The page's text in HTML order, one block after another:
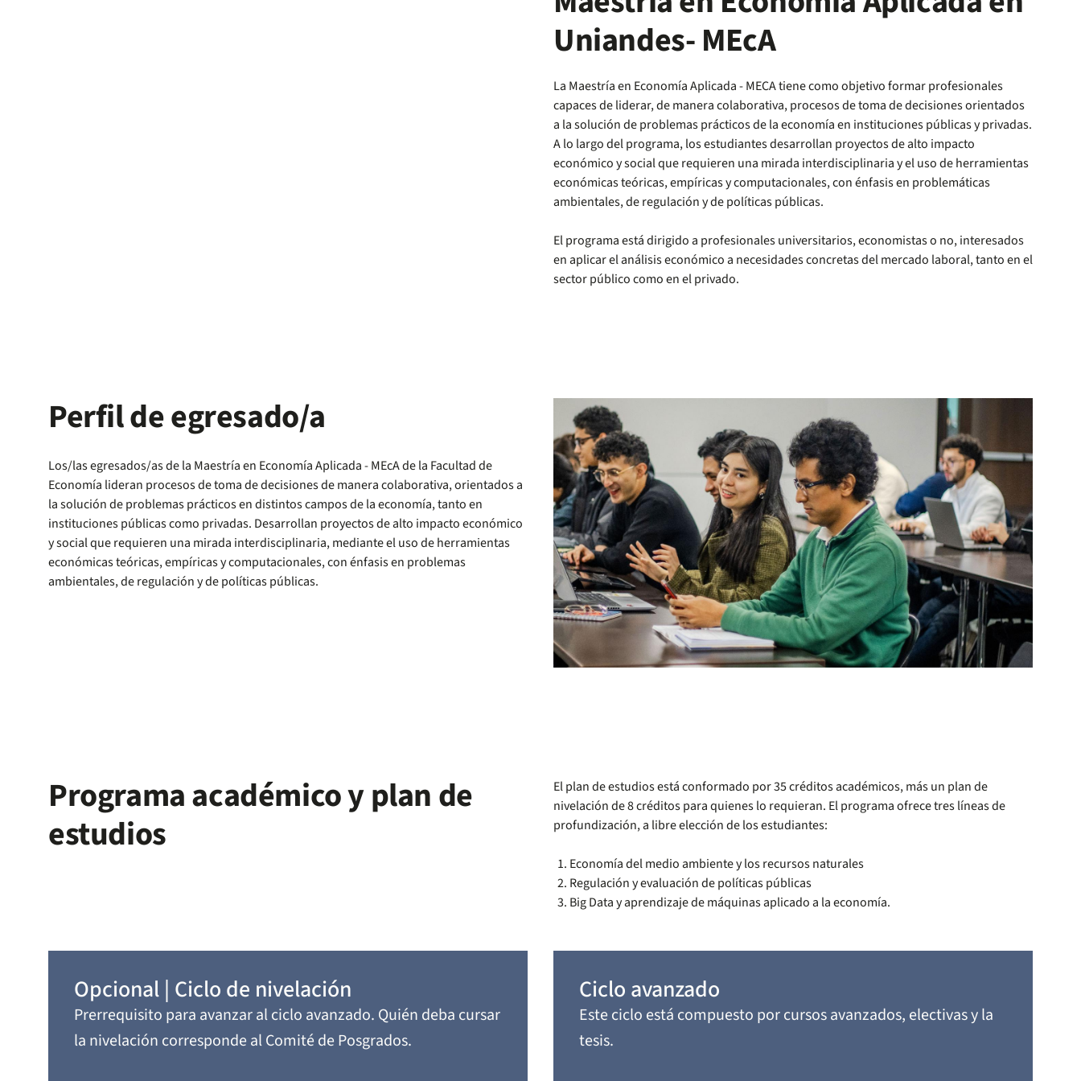
Uniandes- MEcA
La Maestría en Economía Aplicada - MECA tiene como objetivo formar profesionales
capaces de liderar, de manera colaborativa, procesos de toma de decisiones orientados
a la solución de problemas prácticos de la economía en instituciones públicas y privadas.
A lo largo del programa, los estudiantes desarrollan proyectos de alto impacto
económico y social que requieren una mirada interdisciplinaria y el uso de herramientas
económicas teóricas, empíricas y computacionales, con énfasis en problemáticas
ambientales, de regulación y de políticas públicas.
El programa está dirigido a profesionales universitarios, economistas o no, interesados
en aplicar el análisis económico a necesidades concretas del mercado laboral, tanto en el
sector público como en el privado.
Perfil de egresado/a
Los/las egresados/as de la Maestría en Economía Aplicada - MEcA de la Facultad de
Economía lideran procesos de toma de decisiones de manera colaborativa, orientados a
la solución de problemas prácticos en distintos campos de la economía, tanto en
instituciones públicas como privadas. Desarrollan proyectos de alto impacto económico
y social que requieren una mirada interdisciplinaria, mediante el uso de herramientas
económicas teóricas, empíricas y computacionales, con énfasis en problemas
ambientales, de regulación y de políticas públicas.
Programa académico y plan de
estudios
El plan de estudios está conformado por 35 créditos académicos, más un plan de
nivelación de 8 créditos para quienes lo requieran. El programa ofrece tres líneas de
profundización, a libre elección de los estudiantes:
Economía del medio ambiente y los recursos naturales
Regulación y evaluación de políticas públicas
Big Data y aprendizaje de máquinas aplicado a la economía.
Opcional | Ciclo de nivelación
Prerrequisito para avanzar al ciclo avanzado. Quién deba cursar
la nivelación corresponde al Comité de Posgrados.
Ciclo avanzado
Este ciclo está compuesto por cursos avanzados, electivas y la
tesis.